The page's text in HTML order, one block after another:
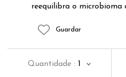
reequilibra o microbioma
Guardar
Quantidade : 1